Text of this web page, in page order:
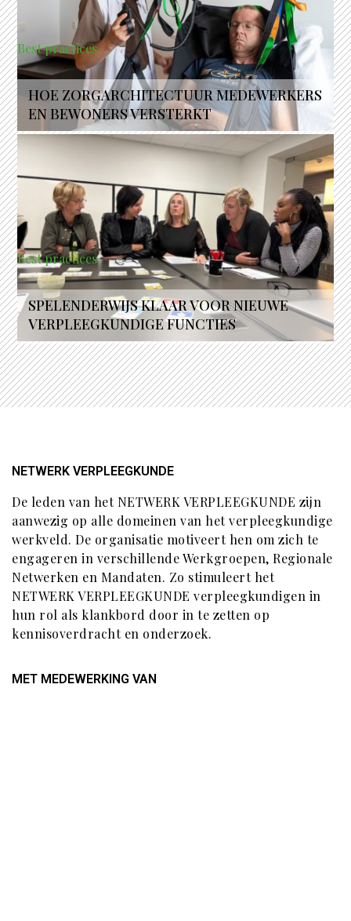
Best practices
HOE ZORGARCHITECTUUR MEDEWERKERS
EN BEWONERS VERSTERKT
Best practices
SPELENDERWIJS KLAAR VOOR NIEUWE
VERPLEEGKUNDIGE FUNCTIES
NETWERK VERPLEEGKUNDE
De leden van het NETWERK VERPLEEGKUNDE zijn
aanwezig op alle domeinen van het verpleegkundige
werkveld. De organisatie motiveert hen om zich te
engageren in verschillende Werkgroepen, Regionale
Netwerken en Mandaten. Zo stimuleert het
NETWERK VERPLEEGKUNDE verpleegkundigen in
hun rol als klankbord door in te zetten op
kennisoverdracht en onderzoek.
MET MEDEWERKING VAN